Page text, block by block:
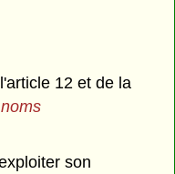
12 et de la
son